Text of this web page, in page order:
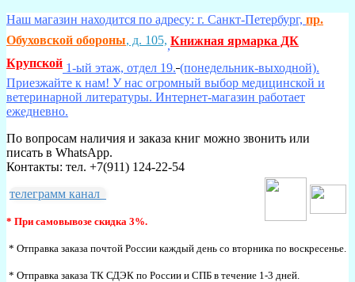
Наш магазин находится по адресу: г. Санкт-Петербург, пр.
Обуховской обороны, д. 105,,Книжная ярмарка ДК
Крупской 1-ый этаж, отдел 19. (понедельник-выходной).
Приезжайте к нам! У нас огромный выбор медицинской и
ветеринарной литературы. Интернет-магазин работает
ежедневно.
По вопросам наличия и заказа книг можно звонить или
писать в WhatsApp.
Контакты: тел. +7(911) 124-22-54
телеграмм канал
* При самовывозе скидка 3%.
* Отправка заказа почтой России каждый день со вторника по воскресенье.
* Отправка заказа ТК СДЭК по России и СПБ в течение 1-3 дней.